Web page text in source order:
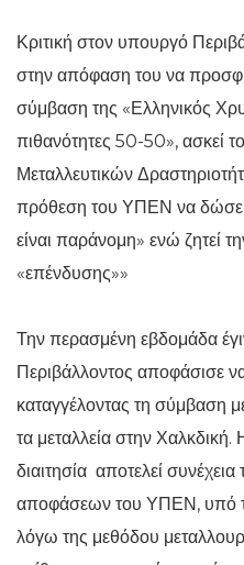
Κριτική στον υπουργό
στην απόφαση του να
σύμβαση της «Ελληνικός
πιθανότητες 50-50», ασκεί
Μεταλλευτικών
πρόθεση του ΥΠΕΝ να δώσει
είναι παράνομη» ενώ ζητεί
«επένδυσης»»
Την περασμένη εβδομάδα
Περιβάλλοντος αποφάσισε
καταγγέλοντας τη σύμβαση
τα μεταλλεία στην
διαιτησία αποτελεί
αποφάσεων του ΥΠΕΝ, υπό
λόγω της μεθόδου